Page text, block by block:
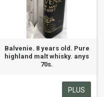
Balvenie. 8 years old. Pure
highland malt whisky. anys
70s.
PLUS